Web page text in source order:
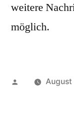
weitere
möglich.
PostedAugust